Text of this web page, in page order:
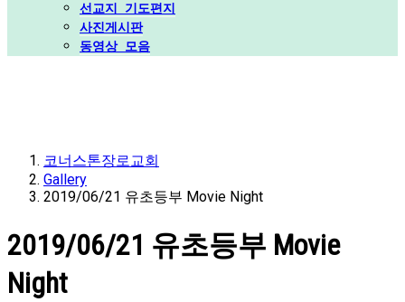
선교지 기도편지
사진게시판
동영상 모음
코너스톤장로교회
Gallery
2019/06/21 유초등부 Movie Night
2019/06/21 유초등부 Movie
Night